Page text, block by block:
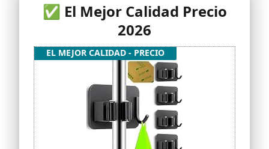
✅ El Mejor Calidad Precio
2026
EL MEJOR CALIDAD - PRECIO